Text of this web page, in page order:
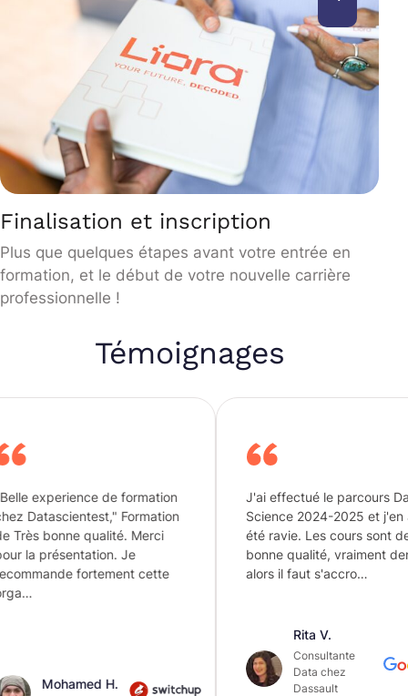
Finalisation et inscription
Plus que quelques étapes avant votre entrée en
formation, et le début de votre nouvelle carrière
professionnelle !
Témoignages
de formation
Formation
Merci
Je
cette
H.
J'ai effectué le parcours Data
Science 2024-2025 et j'en ai
été ravie. Les cours sont de très
bonne qualité, vraiment dense
alors il faut s'accro…
Consultante
Data chez
Dassault